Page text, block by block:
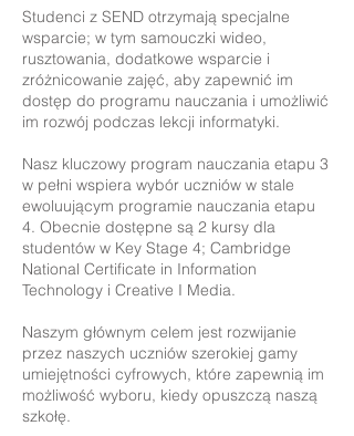
Studenci z SEND otrzymają specjalne
wsparcie; w tym samouczki wideo,
rusztowania, dodatkowe wsparcie i
zróżnicowanie zajęć, aby zapewnić im
dostęp do programu nauczania i umożliwić
im rozwój podczas lekcji informatyki.
Nasz kluczowy program nauczania etapu 3
w pełni wspiera wybór uczniów w stale
ewoluującym programie nauczania etapu
4. Obecnie dostępne są 2 kursy dla
studentów w Key Stage 4; Cambridge
National Certificate in Information
Technology i Creative I Media.
Naszym głównym celem jest rozwijanie
przez naszych uczniów szerokiej gamy
umiejętności cyfrowych, które zapewnią im
możliwość wyboru, kiedy opuszczą naszą
szkołę.